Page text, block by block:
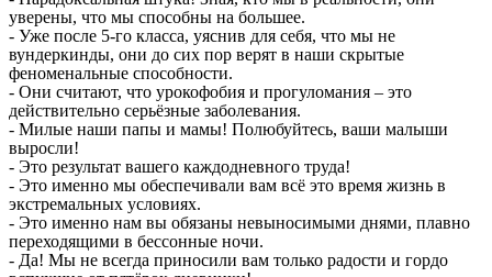
уверены, что мы способны на большее.
- Уже после 5-го класса, уяснив для себя, что мы не
вундеркинды, они до сих пор верят в наши скрытые
феноменальные способности.
- Они считают, что урокофобия и прогуломания – это
действительно серьёзные заболевания.
- Милые наши папы и мамы! Полюбуйтесь, ваши малыши
выросли!
- Это результат вашего каждодневного труда!
- Это именно мы обеспечивали вам всё это время жизнь в
экстремальных условиях.
- Это именно нам вы обязаны невыносимыми днями, плавно
переходящими в бессонные ночи.
- Да! Мы не всегда приносили вам только радости и гордо